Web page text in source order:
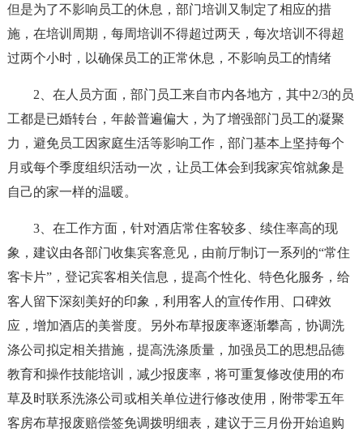
但是为了不影响员工的休息，部门培训又制定了相应的措
施，在培训周期，每周培训不得超过两天，每次培训不得超
过两个小时，以确保员工的正常休息，不影响员工的情绪
2、在人员方面，部门员工来自市内各地方，其中2/3的员
工都是已婚转台，年龄普遍偏大，为了增强部门员工的凝聚
力，避免员工因家庭生活等影响工作，部门基本上坚持每个
月或每个季度组织活动一次，让员工体会到我家宾馆就象是
自己的家一样的温暖。
3、在工作方面，针对酒店常住客较多、续住率高的现
象，建议由各部门收集宾客意见，由前厅制订一系列的“常住
客卡片”，登记宾客相关信息，提高个性化、特色化服务，给
客人留下深刻美好的印象，利用客人的宣传作用、口碑效
应，增加酒店的美誉度。另外布草报废率逐渐攀高，协调洗
涤公司拟定相关措施，提高洗涤质量，加强员工的思想品德
教育和操作技能培训，减少报废率，将可重复修改使用的布
草及时联系洗涤公司或相关单位进行修改使用，附带零五年
客房布草报废赔偿签免调拨明细表，建议于三月份开始追购